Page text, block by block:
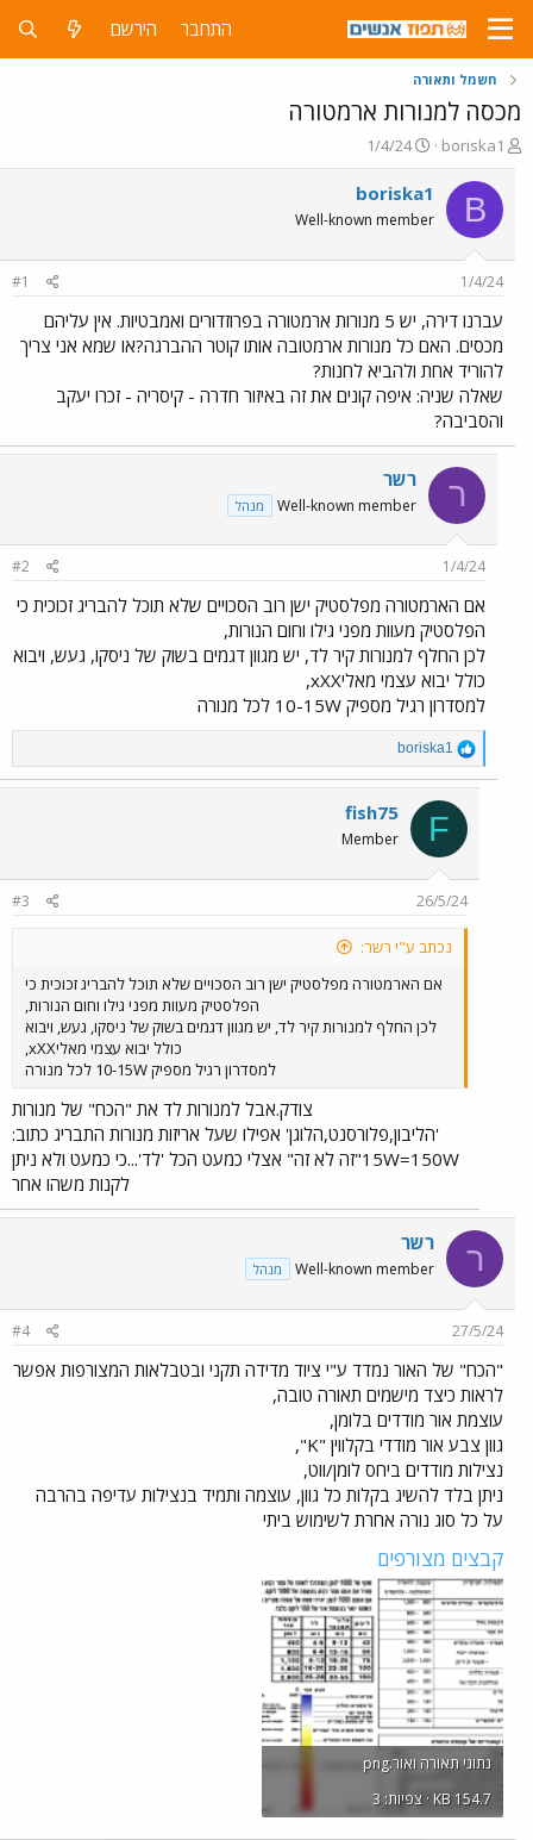
התחבר הירשם
חשמל ותאורה
מכסה למנורות ארמטורה
פ
ו
ת
ח
ה
ש
א
boriska1
פ
ו
ר
ס
ם
ר
י
ך
1/4/24
B
boriska1
Well-known member
1/4/24
#1
עברנו דירה, יש 5 מנורות ארמטורה בפרוזדורים ואמבטיות. אין עליהם
מכסים. האם כל מנורות ארמטובה אותו קוטר ההברגה?או שמא אני צריך
להוריד אחת ולהביא לחנות?
שאלה שניה: איפה קונים את זה באיזור חדרה - קיסריה - זכרו יעקב
והסביבה?
ר רשר
Well-known member מנהל
1/4/24
#2
אם הארמטורה מפלסטיק ישן רוב הסכויים שלא תוכל להבריג זכוכית כי
הפלסטיק מעוות מפני גילו וחום הנורות,
לכן החלף למנורות קיר לד, יש מגוון דגמים בשוק של ניסקו, געש, ויבוא
כולל יבוא עצמי מאליxXX,
למסדרון רגיל מספיק 10-15W לכל מנורה
R
e
a
c
o
n
s
boriska1
F
fish75
Member
26/5/24
#3
נכתב ע"י רשר:
אם הארמטורה מפלסטיק ישן רוב הסכויים שלא תוכל להבריג זכוכית כי
הפלסטיק מעוות מפני גילו וחום הנורות,
לכן החלף למנורות קיר לד, יש מגוון דגמים בשוק של ניסקו, געש, ויבוא
כולל יבוא עצמי מאליxXX,
למסדרון רגיל מספיק 10-15W לכל מנורה​
צודק.אבל למנורות לד את "הכח" של מנורות
'הליבון,פלורסנט,הלוגן' אפילו שעל אריזות מנורות התבריג כתוב:
15W=150W"זה לא זה" אצלי כמעט הכל 'לד'...כי כמעט ולא ניתן
לקנות משהו אחר​
ר רשר
Well-known member מנהל
27/5/24
#4
"הכח" של האור נמדד ע"י ציוד מדידה תקני ובטבלאות המצורפות אפשר
לראות כיצד מישמים תאורה טובה,
עוצמת אור מודדים בלומן,
גוון צבע אור מודדי בקלווין "K",
נצילות מודדים ביחס לומן/ווט,
ניתן בלד להשיג בקלות כל גוון, עוצמה ותמיד בנצילות עדיפה בהרבה
על כל סוג נורה אחרת לשימוש ביתי
קבצים מצורפים
נתוני תאורה ואור.png
KB 154.7 · צפיות: 3